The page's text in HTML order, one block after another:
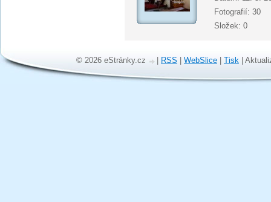
Fotografií: 30
Složek: 0
© 2026 eStránky.cz RSS WebSlice Tisk